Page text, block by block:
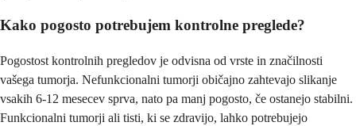
Kako pogosto potrebujem kontrolne preglede?
Pogostost kontrolnih pregledov je odvisna od vrste in značilnosti
vašega tumorja. Nefunkcionalni tumorji običajno zahtevajo slikanje
vsakih 6-12 mesecev sprva, nato pa manj pogosto, če ostanejo stabilni.
Funkcionalni tumorji ali tisti, ki se zdravijo, lahko potrebujejo